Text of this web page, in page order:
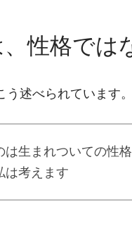
性格では
述べられています。
は生まれついての性
は考えます